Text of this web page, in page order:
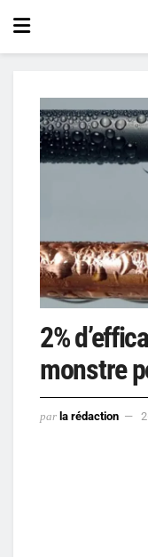
2%
monstre
par la rédaction